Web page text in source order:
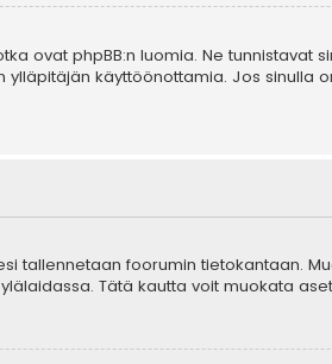
ovat phpBB:n luomia. Ne
käyttöönottamia. Jos
tallennetaan foorumin tietokantaan.
Tätä kautta voit muokata